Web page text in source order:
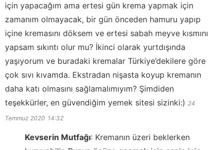
için yapacağım ama ertesi gün krema yapmak için
zamanım olmayacak, bir gün önceden hamuru yapıp
içine kremasını döksem ve ertesi sabah meyve kısmını
yapsam sıkıntı olur mu? İkinci olarak yurtdışında
yaşıyorum ve buradaki kremalar Türkiye’dekilere göre
çok sıvı kıvamda. Ekstradan nişasta koyup kremanın
daha katı olmasını sağlamalımıyım? Şimdiden
teşekkürler, en güvendiğim yemek sitesi sizinki:) 24
Temmuz 2020 14:32
Kevserin Mutfağı: Kremanın üzeri beklerken